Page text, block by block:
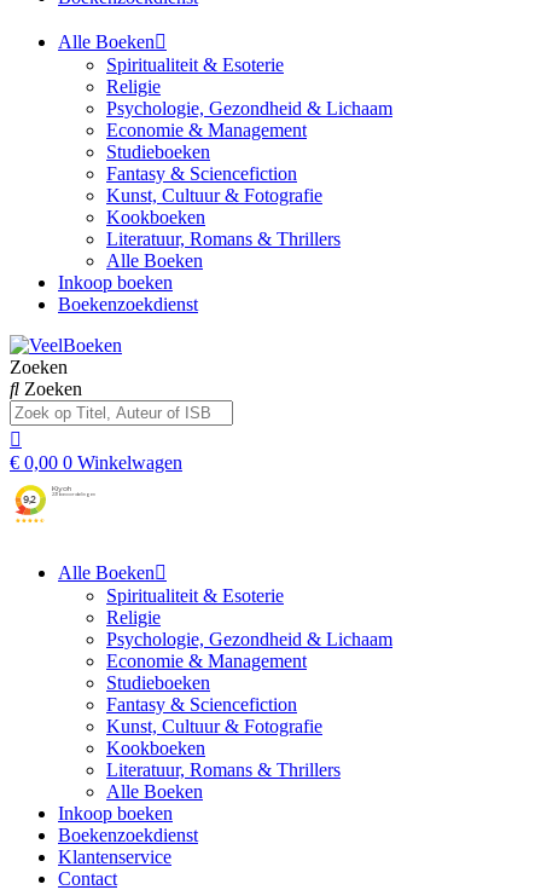
Alle Boeken
Spiritualiteit & Esoterie
Religie
Psychologie, Gezondheid & Lichaam
Economie & Management
Studieboeken
Fantasy & Sciencefiction
Kunst, Cultuur & Fotografie
Kookboeken
Literatuur, Romans & Thrillers
Alle Boeken
Inkoop boeken
Boekenzoekdienst
Zoeken
Zoeken
€ 0,00 0 Winkelwagen
Alle Boeken
Spiritualiteit & Esoterie
Religie
Psychologie, Gezondheid & Lichaam
Economie & Management
Studieboeken
Fantasy & Sciencefiction
Kunst, Cultuur & Fotografie
Kookboeken
Literatuur, Romans & Thrillers
Alle Boeken
Inkoop boeken
Boekenzoekdienst
Klantenservice
Contact